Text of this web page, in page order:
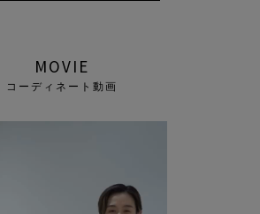
MOVIE
コーディネート動画